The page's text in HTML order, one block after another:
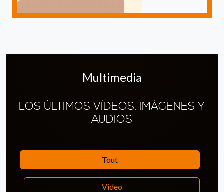
Multimedia
LOS ÚLTIMOS VÍDEOS, IMÁGENES Y
AUDIOS
Tout
Video